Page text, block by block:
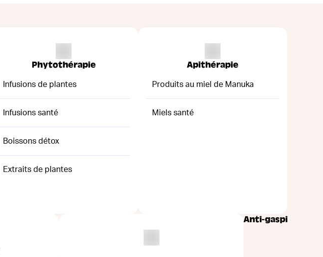
Phytothérapie
Infusions de plantes
Infusions santé
Boissons détox
Extraits de plantes
Apithérapie
Produits au miel de Manuka
Miels santé
Anti-gaspi